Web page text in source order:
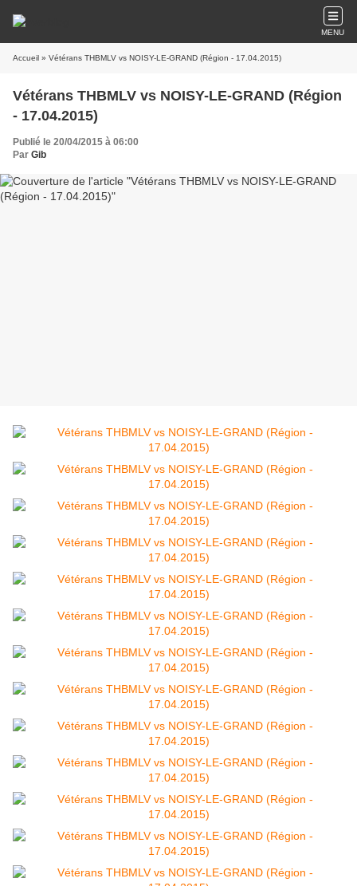
MENU
Accueil » Vétérans THBMLV vs NOISY-LE-GRAND (Région - 17.04.2015)
Vétérans THBMLV vs NOISY-LE-GRAND (Région
- 17.04.2015)
Publié le 20/04/2015 à 06:00
Par Gib